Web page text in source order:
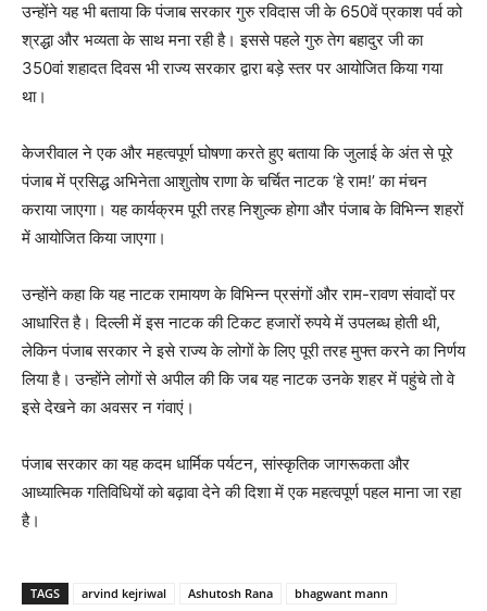
उन्होंने यह भी बताया कि पंजाब सरकार गुरु रविदास जी के 650वें प्रकाश पर्व को
श्रद्धा और भव्यता के साथ मना रही है। इससे पहले गुरु तेग बहादुर जी का
350वां शहादत दिवस भी राज्य सरकार द्वारा बड़े स्तर पर आयोजित किया गया
था।
केजरीवाल ने एक और महत्वपूर्ण घोषणा करते हुए बताया कि जुलाई के अंत से पूरे
पंजाब में प्रसिद्ध अभिनेता आशुतोष राणा के चर्चित नाटक ‘हे राम!’ का मंचन
कराया जाएगा। यह कार्यक्रम पूरी तरह निशुल्क होगा और पंजाब के विभिन्न शहरों
में आयोजित किया जाएगा।
उन्होंने कहा कि यह नाटक रामायण के विभिन्न प्रसंगों और राम-रावण संवादों पर
आधारित है। दिल्ली में इस नाटक की टिकट हजारों रुपये में उपलब्ध होती थी,
लेकिन पंजाब सरकार ने इसे राज्य के लोगों के लिए पूरी तरह मुफ्त करने का निर्णय
लिया है। उन्होंने लोगों से अपील की कि जब यह नाटक उनके शहर में पहुंचे तो वे
इसे देखने का अवसर न गंवाएं।
पंजाब सरकार का यह कदम धार्मिक पर्यटन, सांस्कृतिक जागरूकता और
आध्यात्मिक गतिविधियों को बढ़ावा देने की दिशा में एक महत्वपूर्ण पहल माना जा रहा
है।
TAGS arvind kejriwal Ashutosh Rana
bhagwant mann